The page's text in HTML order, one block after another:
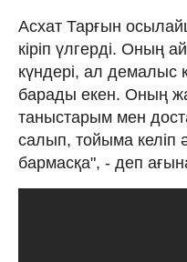
Асхат Тарғын
кіріп үлгерді. Оның
күндері, ал демалыс
барады екен. Оның
таныстарым мен
салып, тойыма келіп
бармасқа", - деп